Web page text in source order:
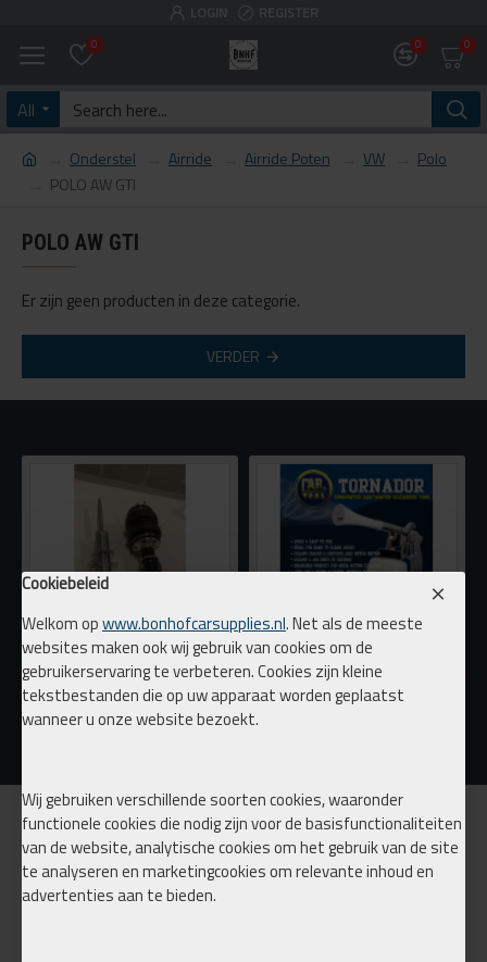
Cookiebeleid
Welkom opwww.bonhofcarsupplies.nl. Net als de meeste
websites maken ook wij gebruik van cookies om de
gebruikerservaring te verbeteren. Cookies zijn kleine
tekstbestanden die op uw apparaat worden geplaatst
wanneer u onze website bezoekt.
Wij gebruiken verschillende soorten cookies, waaronder
functionele cookies die nodig zijn voor de basisfunctionaliteiten
van de website, analytische cookies om het gebruik van de site
te analyseren en marketingcookies om relevante inhoud en
advertenties aan te bieden.
LOGIN REGISTER
0 0 0
All
Onderstel Airride Airride Poten VW
Polo
POLO AW GTI
POLO AW GTI
Er zijn geen producten in deze categorie.
VERDER
Bags on Coils
€ 499,00
Tornado Cleaning tool
€ 95,00 € 115,00
INFORMATIE
Over ons